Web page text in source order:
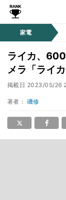
家電
ライカ、
メラ「ライ
掲載日 2023/05/26
著者： 磯修